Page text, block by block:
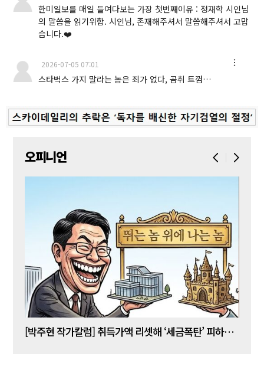
한미일보를 매일 들여다보는 가장 첫번째이유 : 정재학 시인님
의 말씀을 읽기위함. 시인님, 존재해주셔서 말씀해주셔서 고맙
습니다.❤️
2026-07-05 07:01
스타벅스 가지 말라는 놈은 죄가 없다, 곰취 트껌…
오피니언
[박주현 작가칼럼] 취득가액 리셋해 ‘세금폭탄’ 피하는 강남 주택 보유자들… “이것은 국가 주도 상식 붕괴 현장”